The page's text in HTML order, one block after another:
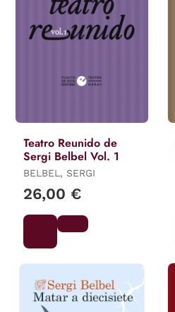
Teatro Reunido de
Sergi Belbel Vol. 1
BELBEL, SERGI
26,00 €